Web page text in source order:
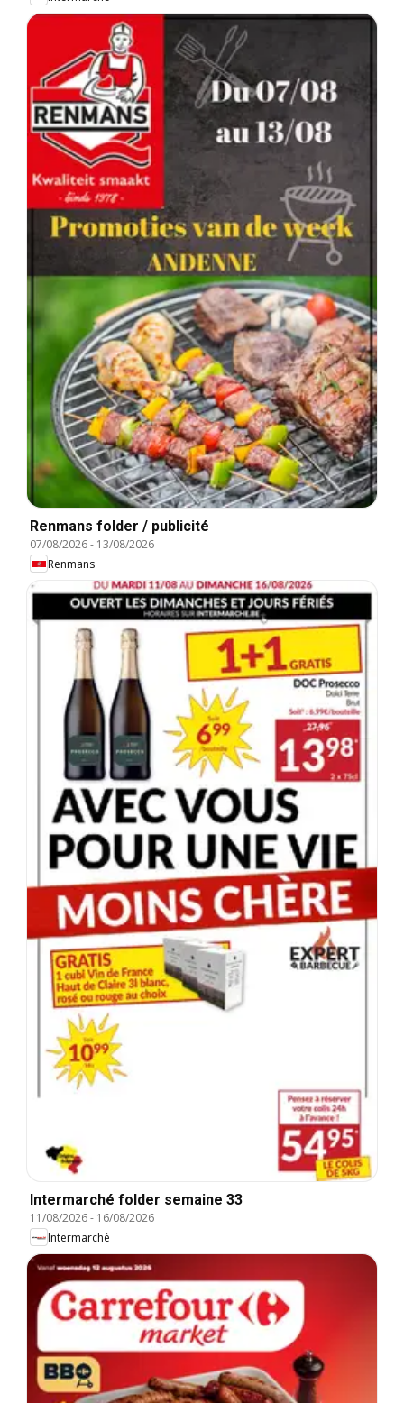
Renmans folder / publicité
07/08/2026- 13/08/2026
Renmans
Intermarché folder semaine 33
11/08/2026- 16/08/2026
Intermarché